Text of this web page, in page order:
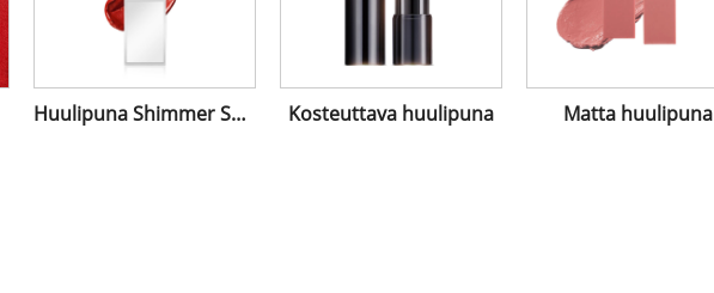
Huulipuna Shimmer Spraylla Kosteuttava huulipuna Matta huulipuna